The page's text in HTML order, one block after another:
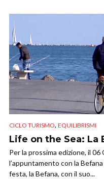
CICLO TURISMO, EQUILIBRISMI
Life on the Sea: La
Per la prossima edizione, il
l’appuntamento con la
festa, la Befana, con il suo...